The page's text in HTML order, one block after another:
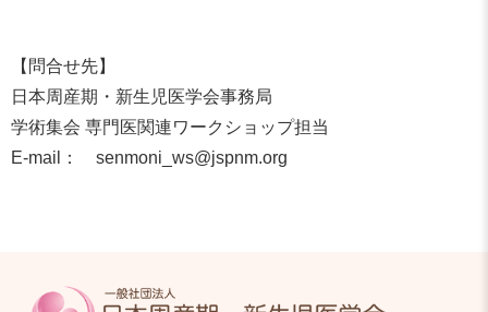
【問合せ先】
日本周産期・新生児医学会事務局
学術集会 専門医関連ワークショップ担当
E-mail： senmoni_ws@jspnm.org